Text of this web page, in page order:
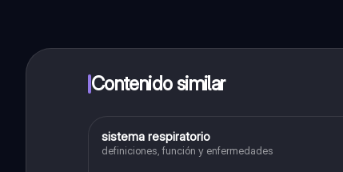
Contenido similar
Biologia
sistema respiratorio
definiciones, función y enfermedades